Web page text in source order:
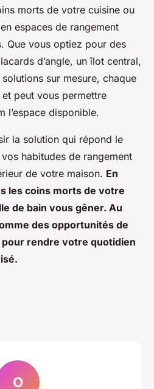
morts de votre cuisine ou
espaces de rangement
Que vous optiez pour des
d’angle, un îlot central,
sur mesure, chaque
peut vous permettre
l’espace disponible.
la solution qui répond le
habitudes de rangement
de votre maison. En
les coins morts de votre
de bain vous gêner. Au
des opportunités de
rendre votre quotidien
O